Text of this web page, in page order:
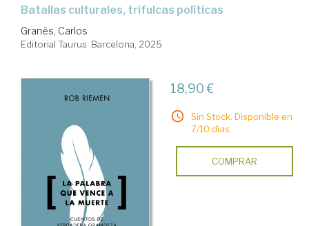
Batallas culturales, trifulcas políticas
Granés, Carlos
Editorial Taurus. Barcelona, 2025
18,90 €
Sin Stock. Disponible en
7/10 días.
COMPRAR